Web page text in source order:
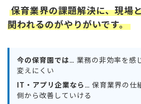
保育業界の課題解決に、現場
関われるのがやりがいです。
今の保育園では… 業務の非効率を感
変えにくい
IT・アプリ企業なら… 保育業界の仕
側から改善していける